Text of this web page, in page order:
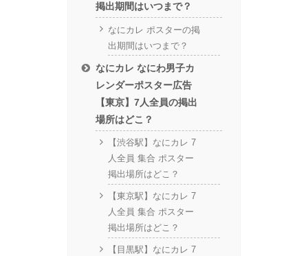
掲出期間はいつまで？
なにカレ ポスターの掲
出期間はいつまで？
なにカレ なにわ男子カ
レンダーポスター広告
【東京】7人全員の掲出
場所はどこ？
【渋谷駅】なにカレ 7
人全員 集合 ポスター
掲出場所はどこ？
【東京駅】なにカレ 7
人全員 集合 ポスター
掲出場所はどこ？
【目黒駅】なにカレ 7